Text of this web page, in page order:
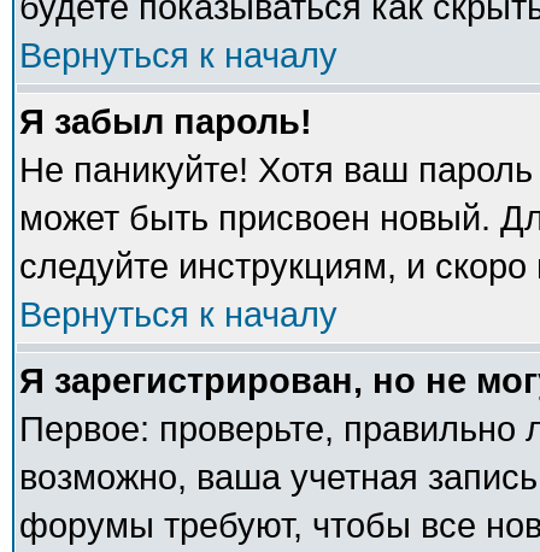
Вернуться к началу
Я забыл пароль!
Не паникуйте! Хотя ваш
может быть присвоен новый.
следуйте инструкциям, и
Вернуться к началу
Я зарегистрирован, но не
Первое: проверьте,
возможно, ваша учетная
форумы требуют, чтобы все